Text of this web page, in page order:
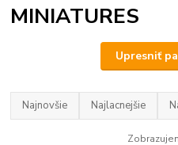
MINIATURES
Upresniť
Najnovšie Najlacnejšie